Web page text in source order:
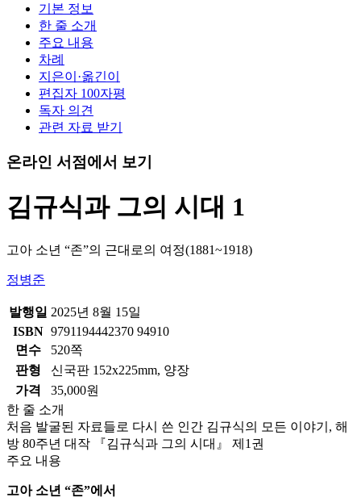
기본 정보
한 줄 소개
주요 내용
차례
지은이·옮긴이
편집자 100자평
독자 의견
관련 자료 받기
온라인 서점에서 보기
김규식과 그의 시대 1
고아 소년 “존”의 근대로의 여정(1881~1918)
정병준
발행일 2025년 8월 15일
ISBN 9791194442370 94910
면수
520쪽
판형
신국판 152x225mm, 양장
가격
35,000원
한 줄 소개
처음 발굴된 자료들로 다시 쓴 인간 김규식의 모든 이야기, 해
방 80주년 대작 『김규식과 그의 시대』 제1권
주요 내용
고아 소년 “존”에서